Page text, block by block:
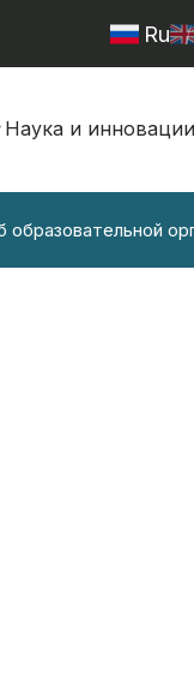
Ru
Наука и инновации
образовательной